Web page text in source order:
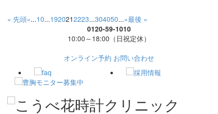
« 先頭«...10...1920212223...304050...»最後 »
0120-59-1010
10:00～18:00（日祝定休）
オンライン予約 お問い合わせ